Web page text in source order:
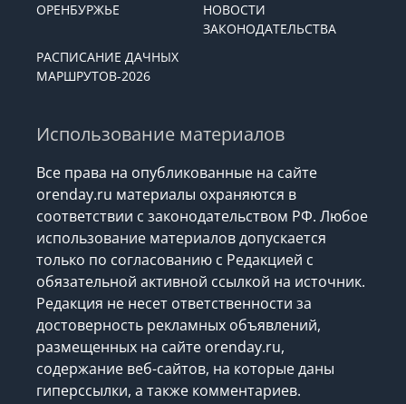
ОРЕНБУРЖЬЕ
НОВОСТИ
ЗАКОНОДАТЕЛЬСТВА
РАСПИСАНИЕ ДАЧНЫХ
МАРШРУТОВ-2026
Использование материалов
Все права на опубликованные на сайте
orenday.ru материалы охраняются в
соответствии с законодательством РФ. Любое
использование материалов допускается
только по согласованию с Редакцией с
обязательной активной ссылкой на источник.
Редакция не несет ответственности за
достоверность рекламных объявлений,
размещенных на сайте orenday.ru,
содержание веб-сайтов, на которые даны
гиперссылки, а также комментариев.